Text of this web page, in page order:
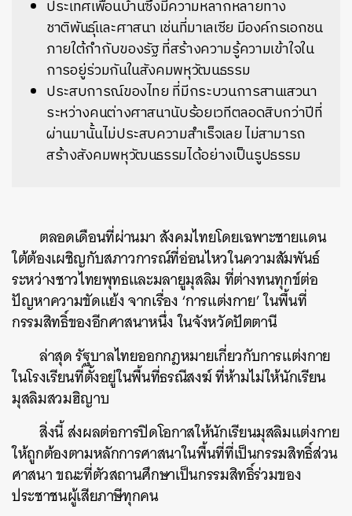
ประเทศเพื่อนบ้านซึ่งมีความหลากหลายทาง
ชาติพันธุ์และศาสนา เช่นที่มาเลเซีย มีองค์กรเอกชน
ภายใต้กำกับของรัฐ ที่สร้างความรู้ความเข้าใจใน
การอยู่ร่วมกันในสังคมพหุวัฒนธรรม
ประสบการณ์ของไทย ที่มีกระบวนการสานเสวนา
ระหว่างคนต่างศาสนานับร้อยเวทีตลอดสิบกว่าปีที่
ผ่านมานั้นไม่ประสบความสำเร็จเลย ไม่สามารถ
สร้างสังคมพหุวัฒนธรรมได้อย่างเป็นรูปธรรม
ตลอดเดือนที่ผ่านมา สังคมไทยโดยเฉพาะชายแดน
ใต้ต้องเผชิญกับสภาวการณ์ที่อ่อนไหวในความสัมพันธ์
ระหว่างชาวไทยพุทธและมลายูมุสลิม ที่ต่างทนทุกข์ต่อ
ปัญหาความขัดแย้ง จากเรื่อง ‘การแต่งกาย’ ในพื้นที่
กรรมสิทธิ์ของอีกศาสนาหนึ่ง ในจังหวัดปัตตานี
ล่าสุด รัฐบาลไทยออกกฎหมายเกี่ยวกับการแต่งกาย
ในโรงเรียนที่ตั้งอยู่ในพื้นที่ธรณีสงฆ์ ที่ห้ามไม่ให้นักเรียน
มุสลิมสวมฮิญาบ
สิ่งนี้ ส่งผลต่อการปิดโอกาสให้นักเรียนมุสลิมแต่งกาย
ให้ถูกต้องตามหลักการศาสนาในพื้นที่ที่เป็นกรรมสิทธิ์ส่วน
ศาสนา ขณะที่ตัวสถานศึกษาเป็นกรรมสิทธิ์ร่วมของ
ประชาชนผู้เสียภาษีทุกคน